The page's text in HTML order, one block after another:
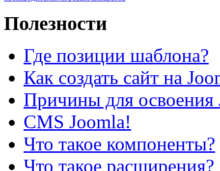
Полезности
Где позиции шаблона?
Как создать сайт на
Причины для освоения
CMS Joomla!
Что такое компоненты?
Что такое расширения?